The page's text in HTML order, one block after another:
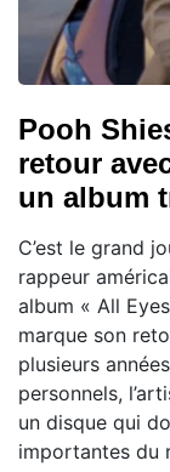
Pooh
retour
un album
C’est le grand
rappeur
album « All
marque son
plusieurs
personnels,
un disque qui
importantes du